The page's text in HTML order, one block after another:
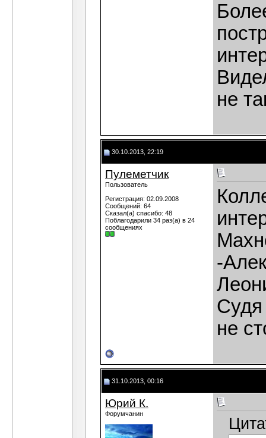
не
30.10.2013, 22:19
Пулеметчик
Пользователь
Регистрация: 02.09.2008
Сообщений: 64
Сказал(а) спасибо: 48
Поблагодарили 34 раз(а) в 24
сообщениях
-
Судя
не
31.10.2013, 00:16
Юрий К.
Форумчанин